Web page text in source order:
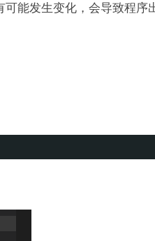
能发生变化，会导致程序